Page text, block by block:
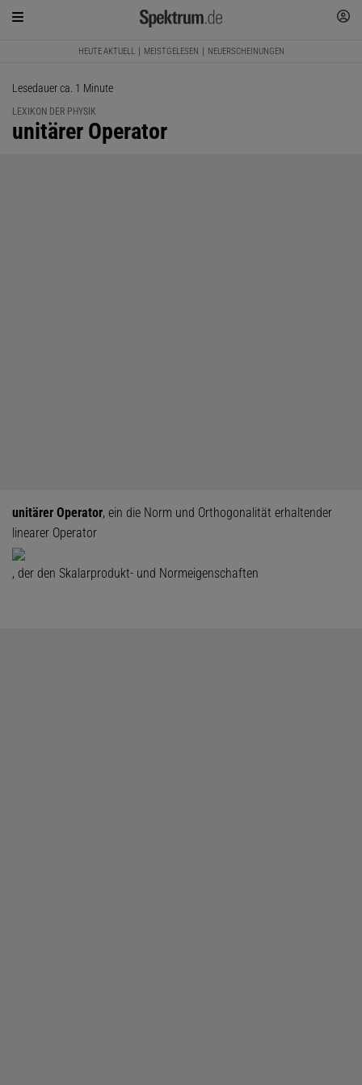
HEUTE AKTUELL MEISTGELESEN NEUERSCHEINUNGEN
Lesedauer ca. 1 Minute
LEXIKON DER PHYSIK
:
unitärer Operator
unitärer Operator, ein die Norm und Orthogonalität erhaltender
linearer Operator
, der den Skalarprodukt- und Normeigenschaften